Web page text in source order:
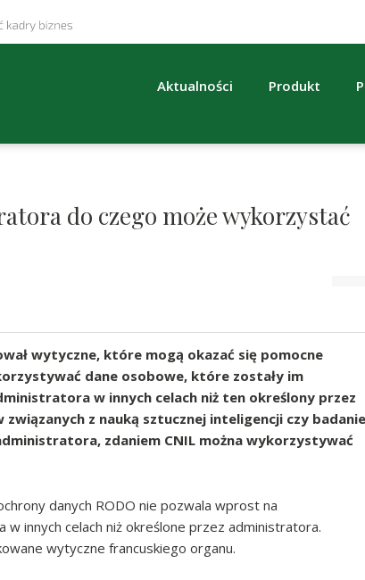
Aktualności Produkt
do czego może wykorzystać
wytyczne, które mogą okazać się pomocne
dane osobowe, które zostały im
w innych celach niż ten określony przez
z nauką sztucznej inteligencji czy badanie
zdaniem CNIL można wykorzystywać
danych RODO nie pozwala wprost na
innych celach niż określone przez administratora.
wytyczne francuskiego organu.